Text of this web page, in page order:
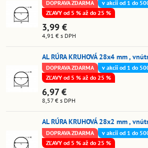
DOPRAVA ZDARMA
v akcii od 1 do
ZĽAVY od 5 % až do 25 %
3,99 €
4,91 € s DPH
AL RÚRA KRUHOVÁ 28x4 mm ,
DOPRAVA ZDARMA
v akcii od 1 do
ZĽAVY od 5 % až do 25 %
6,97 €
8,57 € s DPH
AL RÚRA KRUHOVÁ 28x2 mm ,
DOPRAVA ZDARMA
v akcii od 1 do
ZĽAVY od 5 % až do 25 %